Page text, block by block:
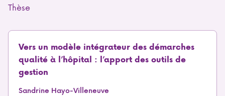
Thèse
Vers un modèle intégrateur des démarches
qualité à l’hôpital : l’apport des outils de
gestion
Sandrine Hayo-Villeneuve